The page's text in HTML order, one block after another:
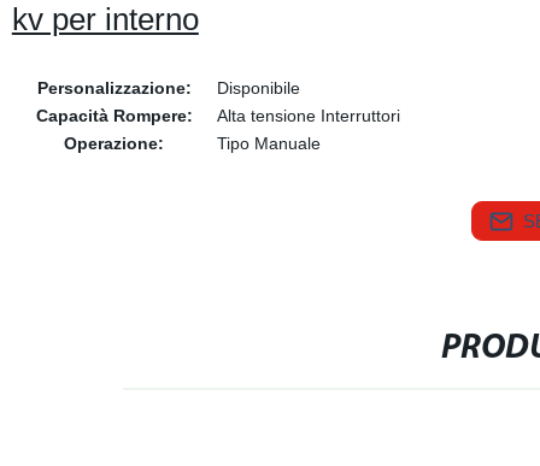
kv per interno
Personalizzazione:
Disponibile
Capacità Rompere:
Alta tensione Interruttori
Operazione:
Tipo Manuale